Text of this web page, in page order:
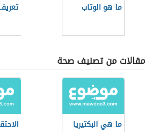
ما هو الوتاب
مقالات من تصنيف صحة
ما هي البكتيريا